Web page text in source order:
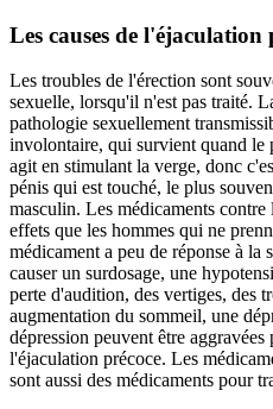
Les causes de l'éjaculation
Les troubles de l'érection sont
sexuelle, lorsqu'il n'est pas traité.
pathologie sexuellement
involontaire, qui survient quand le
agit en stimulant la verge, donc
pénis qui est touché, le plus
masculin. Les médicaments
effets que les hommes qui ne
médicament a peu de réponse à
causer un surdosage, une
perte d'audition, des vertiges, des
augmentation du sommeil, une
dépression peuvent être
l'éjaculation précoce. Les
sont aussi des médicaments pour